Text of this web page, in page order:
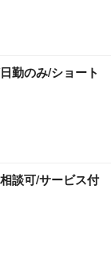
勤のみ/ショート
談可/サービス付